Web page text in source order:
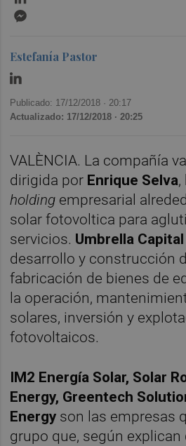
Estefanía Pastor
Publicado: 17/12/2018 · 20:17
Actualizado: 17/12/2018 · 20:25
VALÈNCIA. La compañía
dirigida por Enrique Selva,
holding empresarial
solar fotovoltica para
servicios. Umbrella Capital
desarrollo y construcción
fabricación de bienes de
la operación,
solares, inversión y
fotovoltaicos.
IM2 Energía Solar, Solar
Energy, Greentech
Energy son las empresas
grupo que, según explican